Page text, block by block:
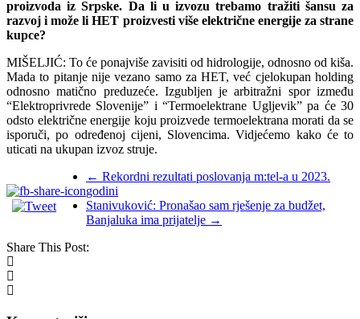
proizvoda iz Srpske. Da li u izvozu trebamo tražiti šansu za
razvoj i može li HET proizvesti više električne energije za strane
kupce?
MIŠELJIĆ: To će ponajviše zavisiti od hidrologije, odnosno od kiša.
Mada to pitanje nije vezano samo za HET, već cjelokupan holding
odnosno matično preduzeće. Izgubljen je arbitražni spor između
“Elektroprivrede Slovenije” i “Termoelektrane Ugljevik” pa će 30
odsto električne energije koju proizvede termoelektrana morati da se
isporuči, po određenoj cijeni, Slovencima. Vidjećemo kako će to
uticati na ukupan izvoz struje.
← Rekordni rezultati poslovanja m:tel-a u 2023.
godini
Stanivuković: Pronašao sam rješenje za budžet,
Banjaluka ima prijatelje →
Share This Post: